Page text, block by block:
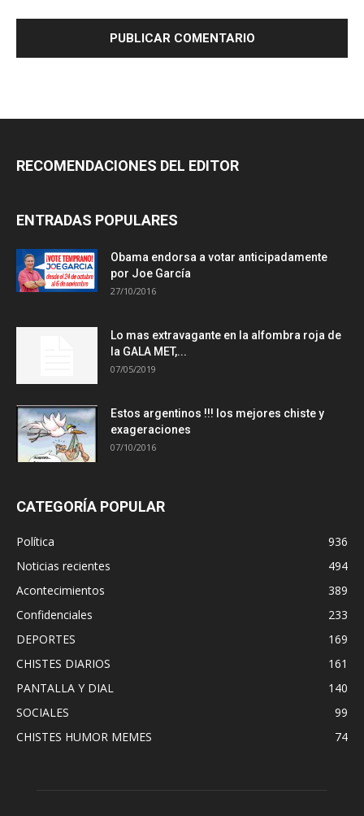
RECOMENDACIONES DEL EDITOR
ENTRADAS POPULARES
Obama endorsa a votar anticipadamente
por Joe García
27/10/2016
Lo mas extravagante en la alfombra roja de
la GALA MET,...
07/05/2019
Estos argentinos !!! los mejores chiste y
exageraciones
07/10/2016
CATEGORÍA POPULAR
Política
936
Noticias recientes
494
Acontecimientos
389
Confidenciales
233
DEPORTES
169
CHISTES DIARIOS
161
PANTALLA Y DIAL
140
SOCIALES
99
CHISTES HUMOR MEMES
74